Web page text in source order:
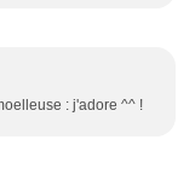
: j'adore ^^ !